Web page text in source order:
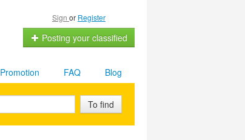
Sign or Register
Posting your classified
Blog
FAQ
Promotion
To find